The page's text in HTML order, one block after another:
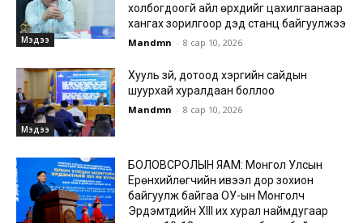
Мэдээ
холбогдоогүй айл өрхүүдийг цахилгаанаар
хангах зорилгоор дэд станц байгуулжээ
Mandmn - 8 сар 10, 2026
Мэдээ
Хууль зүй, дотоод хэргийн сайдын
шуурхай хуралдаан боллоо
Mandmn - 8 сар 10, 2026
БОЛОВСРОЛЫН ЯАМ: Монгол Улсын
Ерөнхийлөгчийн ивээл дор зохион
байгуулж байгаа ОУ-ын Монголч
Эрдэмтдийн XIII их хурал наймдугаар